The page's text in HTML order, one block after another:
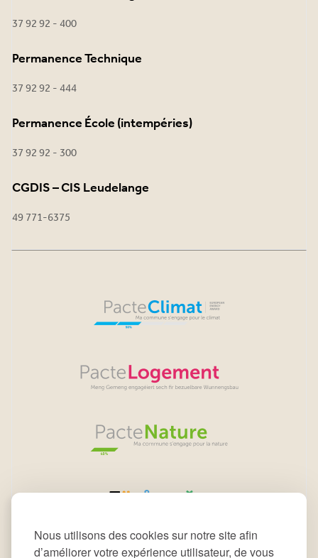
Nous utilisons des cookies sur notre site afin
d’améliorer votre expérience utilisateur, de vous
37 92 92 - 400
Permanence Technique
37 92 92 - 444
Permanence École (intempéries)
37 92 92 - 300
CGDIS – CIS Leudelange
49 771-6375